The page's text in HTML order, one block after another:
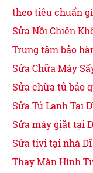
theo tiêu chuẩn gì
Sửa Nồi Chiên
Trung tâm bảo
Sửa Chữa Máy
Sửa chữa tủ bảo
Sửa Tủ Lạnh Tại
Sửa máy giặt tại
Sửa tivi tại nhà
Thay Màn Hình